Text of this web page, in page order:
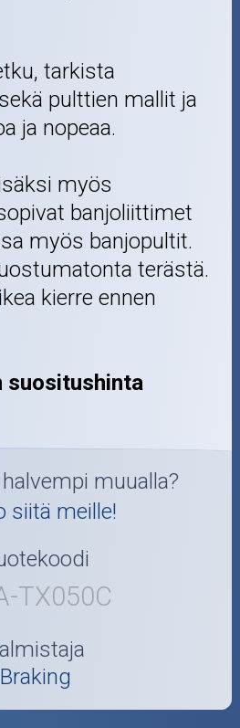
tarkista
pulttien mallit ja
ja nopeaa.
myös
banjoliittimet
myös banjopultit.
terästä.
kierre ennen
suositushinta
muualla?
siitä meille!
TX050C
Braking